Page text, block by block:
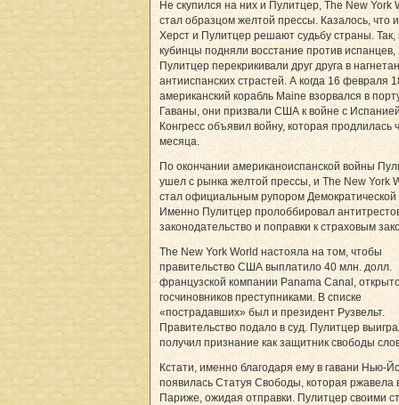
Не скупился на них и Пулитцер, The New York
стал образцом желтой прессы. Казалось, что
Херст и Пулитцер решают судьбу страны. Так,
кубинцы подняли восстание против испанцев,
Пулитцер перекрикивали друг друга в
антииспанских страстей. А когда 16 февраля
американский корабль Maine взорвался в
Гаваны, они призвали США к войне с
Конгресс объявил войну, которая продлилась
месяца.
По окончании американоиспанской войны
ушел с рынка желтой прессы, и The New York
стал официальным рупором Демократической
Именно Пулитцер пролоббировал
законодательство и поправки к страховым
The New York World настояла на том, чтобы
правительство США выплатило 40 млн. долл.
французской компании Panama Canal,
госчиновников преступниками. В списке
«пострадавших» был и президент Рузвельт.
Правительство подало в суд. Пулитцер
получил признание как защитник свободы
Кстати, именно благодаря ему в гавани Нью-
появилась Статуя Свободы, которая ржавела
Париже, ожидая отправки. Пулитцер своими